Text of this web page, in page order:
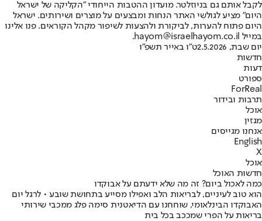
לקבל אותם גם בניוזלטר. מועדון ההטבות הייחודי "הקליקה של ישראל
היום" מציע לגולשי האתר הנחות ומבצעים על מוצרים ושירותים. ישראל
היום פתוח להערות, לביקורת ולהצעות לשיפור מקהל הקוראים. פנו אלינו
במייל hayom@israelhayom.co.il.
יום שבת, 2.5.2026
ט"ו באייר תשפ"ו
חדשות
דעות
ספורט
ForReal
תרבות ובידור
אוכל
מגזין
אנחנו מגייסים
English
X
אוכל
חדשות האוכל
כמה לאכול ביום? זה מה שלא ידעתם על אבוקדו
הוא טוב לעיניים, לבריאות הלב ואפילו מסייע בתחושת שובע • לרגל יום
האבוקדו הבינלאומי, שוחחנו עם הדיאטנית סימה פלג ממכבי שירותי
בריאות על הפרי שמככב בכל בית